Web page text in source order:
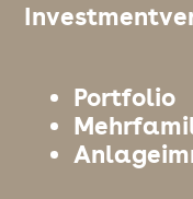
Portfolio